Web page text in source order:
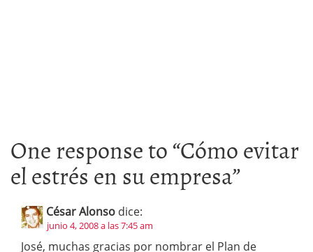
One response to “Cómo evitar
el estrés en su empresa”
César Alonso dice:
junio 4, 2008 a las 7:45 am
José, muchas gracias por nombrar el Plan de